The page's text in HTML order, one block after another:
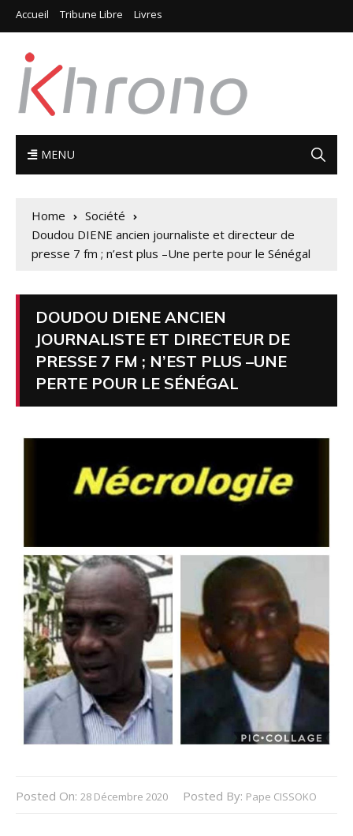
Accueil Tribune Libre Livres
MENU
Home
Société
Doudou DIENE ancien journaliste et directeur de
presse 7 fm ; n’est plus –Une perte pour le Sénégal
DOUDOU DIENE ANCIEN
JOURNALISTE ET DIRECTEUR DE
PRESSE 7 FM ; N’EST PLUS –UNE
PERTE POUR LE SÉNÉGAL
Posted On: 28 Décembre 2020 Posted By: Pape CISSOKO